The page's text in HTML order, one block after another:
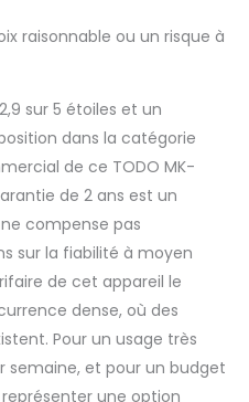
Le porte-
accéder à
bouteille d'eau
moment
une
sans
Le
de pouls
au guidon
des données
en temps
vous aidant à
raisonnable ou un risque à
sur 5 étoiles et un
dans la catégorie
de ce TODO MK-
de 2 ans est un
compense pas
sur la fiabilité à moyen
de cet appareil le
dense, où des
Pour un usage très
semaine, et pour un budget
une option